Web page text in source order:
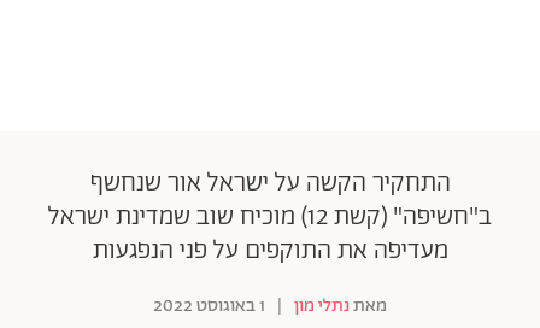
התחקיר הקשה על ישראל אור שנחשף
ב"חשיפה" (קשת 12) מוכיח שוב שמדינת ישראל
מעדיפה את התוקפים על פני הנפגעות
מאתנתלי מון | 1 באוגוסט 2022